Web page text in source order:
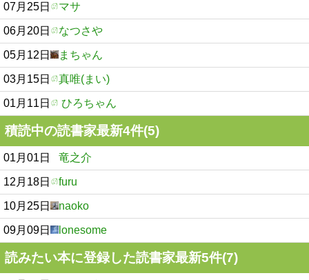
07月25日 マサ
06月20日 なつさや
05月12日 まちゃん
03月15日 真唯(まい)
01月11日 ひろちゃん
積読中の読書家最新4件(5)
01月01日 竜之介
12月18日 furu
10月25日 naoko
09月09日 lonesome
読みたい本に登録した読書家最新5件(7)